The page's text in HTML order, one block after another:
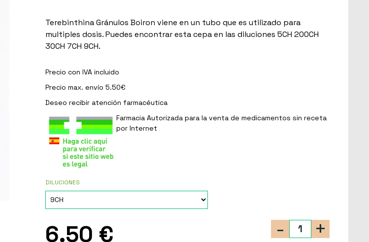
Terebinthina Gránulos Boiron viene en un tubo que es utilizado para
multiples dosis. Puedes encontrar esta cepa en las diluciones 5CH 200CH
30CH 7CH 9CH.
Precio con IVA incluido
Precio max. envío 5.50€
Deseo recibir atención farmacéutica
Farmacia Autorizada para la venta de medicamentos sin receta
por Internet
DILUCIONES
6.50 € +
-